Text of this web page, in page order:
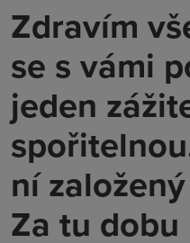
Zdravím
se s vámi
jeden
ní
Za tu